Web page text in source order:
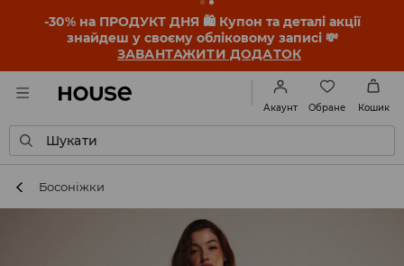
-30% на ПРОДУКТ ДНЯ 🛍️ Купон та деталі акції
знайдеш у своєму обліковому записі 💸
ЗАВАНТАЖИТИ ДОДАТОК
Акаунт Обране Кошик
Шукати
Босоніжки